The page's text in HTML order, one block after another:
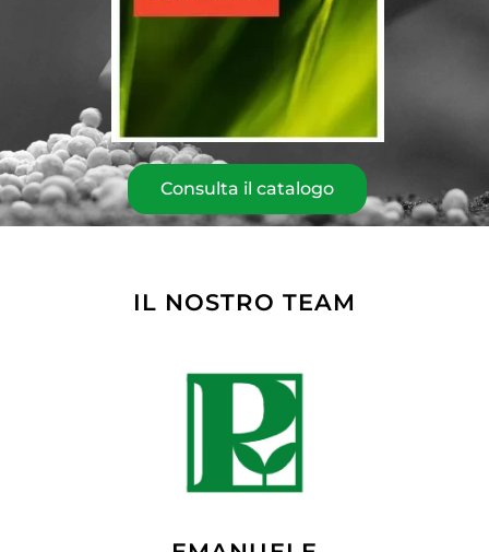
Consulta il catalogo
IL NOSTRO TEAM